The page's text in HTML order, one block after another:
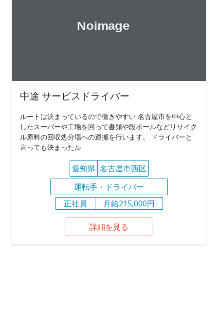
中途 サービスドライバー
ルートは決まっているので働きやすい 名古屋市を中心と
したスーパーや工場を回って書類や段ボールなどリサイク
ル原料の回収処分場への運搬を行います。 ドライバーと
言っても決まったル
愛知県 名古屋市西区
運転手・ドライバー
正社員
月給215,000円
詳細を見る